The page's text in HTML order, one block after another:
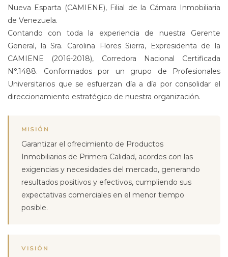
Nueva Esparta (CAMIENE), Filial de la Cámara Inmobiliaria
de Venezuela.
Contando con toda la experiencia de nuestra Gerente
General, la Sra. Carolina Flores Sierra, Expresidenta de la
CAMIENE (2016-2018), Corredora Nacional Certificada
N°.1488. Conformados por un grupo de Profesionales
Universitarios que se esfuerzan día a día por consolidar el
direccionamiento estratégico de nuestra organización.
MISIÓN
Garantizar el ofrecimiento de Productos
Inmobiliarios de Primera Calidad, acordes con las
exigencias y necesidades del mercado, generando
resultados positivos y efectivos, cumpliendo sus
expectativas comerciales en el menor tiempo
posible.
VISIÓN